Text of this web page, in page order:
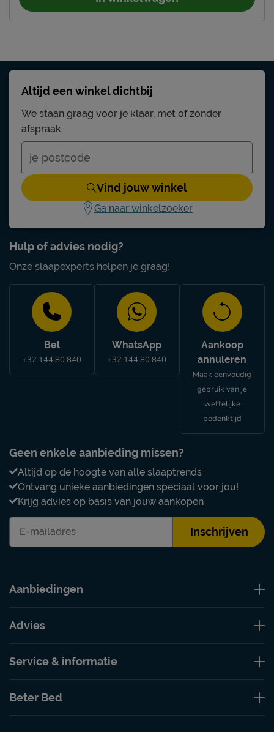
Hulp of advies nodig?
Onze slaapexperts helpen je graag!
Bel
+32 144 80 840
WhatsApp
+32 144 80 840
Aankoop
annuleren
Maak eenvoudig
gebruik van je
wettelijke
bedenktijd
Geen enkele aanbieding missen?
Altijd op de hoogte van alle slaaptrends
Ontvang unieke aanbiedingen speciaal voor jou!
Krijg advies op basis van jouw aankopen
Inschrijven
Altijd een winkel dichtbij
We staan graag voor je klaar, met of zonder
afspraak.
Vind jouw winkel
Ga naar winkelzoeker
Aanbiedingen
Advies
Service & informatie
Beter Bed